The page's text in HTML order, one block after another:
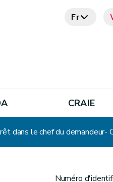
Fr
CRAIE
dans le chef du demandeur-
Numéro